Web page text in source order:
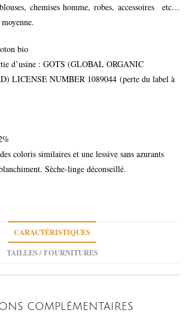
chemises homme, robes, accessoires etc…
bio
d’usine : GOTS (GLOBAL ORGANIC
LICENSE NUMBER 1089044 (perte du label à
coloris similaires et une lessive sans azurants
Sèche-linge déconseillé.
CARACTÉRISTIQUES
TAILLES / FOURNITURES
COMPLÉMENTAIRES